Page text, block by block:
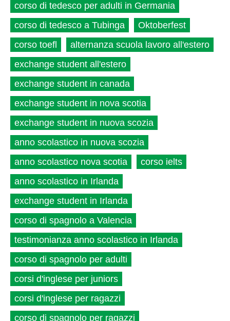
corso di tedesco per adulti in Germania
corso di tedesco a Tubinga
Oktoberfest
corso toefl
alternanza scuola lavoro all'estero
exchange student all'estero
exchange student in canada
exchange student in nova scotia
exchange student in nuova scozia
anno scolastico in nuova scozia
anno scolastico nova scotia
corso ielts
anno scolastico in Irlanda
exchange student in Irlanda
corso di spagnolo a Valencia
testimonianza anno scolastico in Irlanda
corso di spagnolo per adulti
corsi d'inglese per juniors
corsi d'inglese per ragazzi
corso di spagnolo per ragazzi